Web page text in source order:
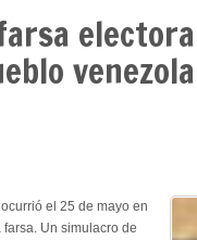
el 25 de mayo en
Un simulacro de